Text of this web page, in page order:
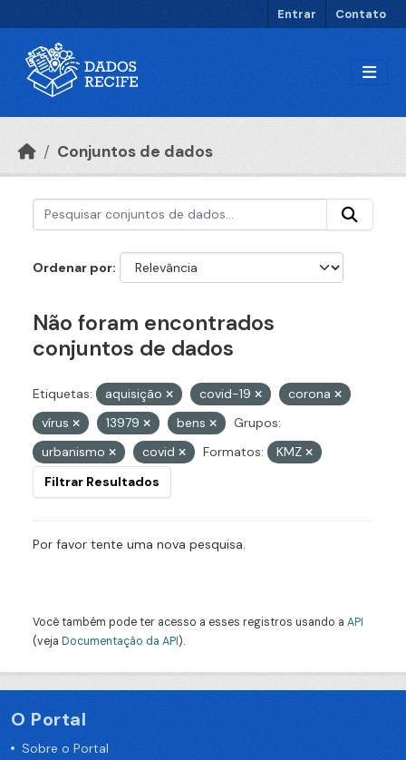
Entrar Contato
Conjuntos de dados
Ordenar por
Não foram encontrados
conjuntos de dados
Etiquetas: aquisição covid-19
corona
vírus
13979 bens
Grupos:
urbanismo
covid Formatos:
KMZ
Filtrar Resultados
Por favor tente uma nova pesquisa.
Você também pode ter acesso a esses registros usando a API
(veja Documentação da API).
O Portal
Sobre o Portal